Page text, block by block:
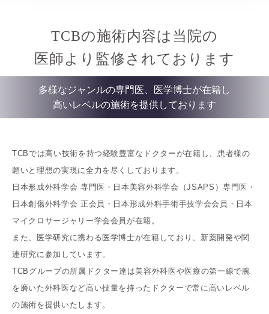
TCBの施術内容は当院の
医師より監修されております
多様なジャンルの専門医、医学博士が在籍し
高いレベルの施術を提供しております
TCBでは高い技術を持つ経験豊富なドクターが在籍し、患者様の
願いと理想の実現に全力を尽くしております。
日本形成外科学会 専門医・日本美容外科学会（JSAPS）専門医・
日本創傷外科学会 正会員・日本形成外科手術手技学会会員・日本
マイクロサージャリー学会会員が在籍。
また、医学研究に携わる医学博士が在籍しており、新薬開発や関
連研究に参加しています。
TCBグループの所属ドクター達は美容外科医や医療の第一線で腕
を磨いた外科医など高い技量を持ったドクターで常に高いレベル
の施術を提供いたします。